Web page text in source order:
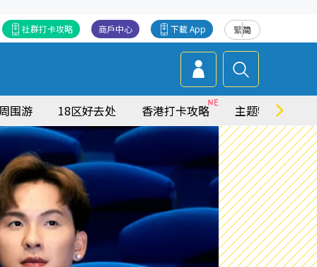
繁简
下載 App
商戶中心
社群打卡攻略
围游 18区好去处 香港打卡攻略 主题特集